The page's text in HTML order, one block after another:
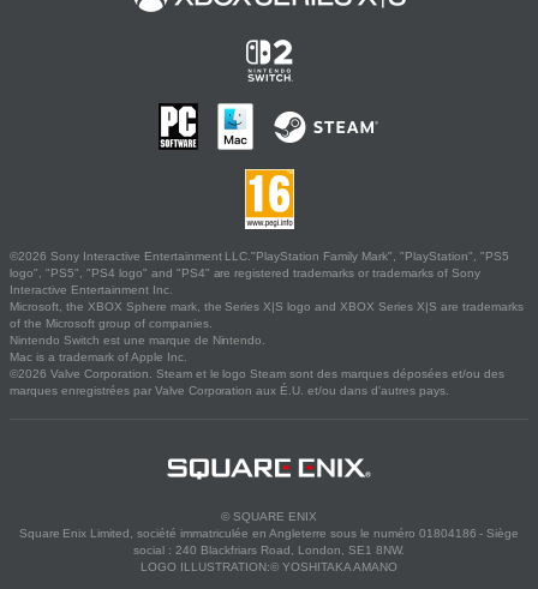
©2026 Sony Interactive Entertainment LLC."PlayStation Family Mark", "PlayStation", "PS5
logo", "PS5", "PS4 logo" and "PS4" are registered trademarks or trademarks of Sony
Interactive Entertainment Inc.
Microsoft, the XBOX Sphere mark, the Series X|S logo and XBOX Series X|S are trademarks
of the Microsoft group of companies.
Nintendo Switch est une marque de Nintendo.
Mac is a trademark of Apple Inc.
©2026 Valve Corporation. Steam et le logo Steam sont des marques déposées et/ou des
marques enregistrées par Valve Corporation aux É.U. et/ou dans d'autres pays.
© SQUARE ENIX
Square Enix Limited, société immatriculée en Angleterre sous le numéro 01804186 - Siège
social : 240 Blackfriars Road, London, SE1 8NW.
LOGO ILLUSTRATION:© YOSHITAKA AMANO